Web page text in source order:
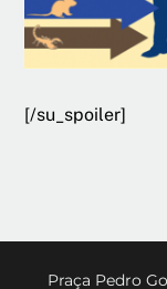
[/su_spoiler]
Praça Pedro